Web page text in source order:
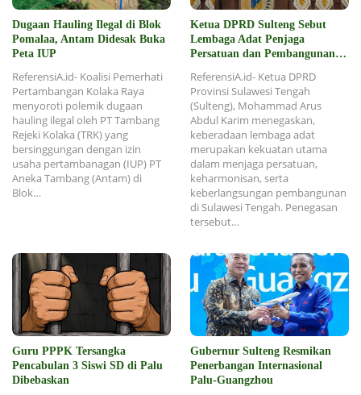
Dugaan Hauling Ilegal di Blok
Pomalaa, Antam Didesak Buka
Peta IUP
ReferensiA.id- Koalisi Pemerhati
Pertambangan Kolaka Raya
menyoroti polemik dugaan
hauling ilegal oleh PT Tambang
Rejeki Kolaka (TRK) yang
bersinggungan dengan izin
usaha pertambanagan (IUP) PT
Aneka Tambang (Antam) di
Blok…
Ketua DPRD Sulteng Sebut
Lembaga Adat Penjaga
Persatuan dan Pembangunan
ReferensiA.id- Ketua DPRD
Provinsi Sulawesi Tengah
(Sulteng), Mohammad Arus
Abdul Karim menegaskan,
keberadaan lembaga adat
merupakan kekuatan utama
dalam menjaga persatuan,
keharmonisan, serta
keberlangsungan pembangunan
di Sulawesi Tengah. Penegasan
tersebut…
Guru PPPK Tersangka
Pencabulan 3 Siswi SD di Palu
Dibebaskan
Gubernur Sulteng Resmikan
Penerbangan Internasional
Palu-Guangzhou